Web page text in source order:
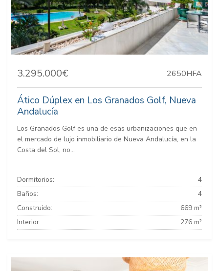
3.295.000€ 2650HFA
Ático Dúplex en Los Granados Golf, Nueva
Andalucía
Los Granados Golf es una de esas urbanizaciones que en
el mercado de lujo inmobiliario de Nueva Andalucía, en la
Costa del Sol, no...
Dormitorios:
4
Baños:
4
Construido:
669 m²
Interior:
276 m²